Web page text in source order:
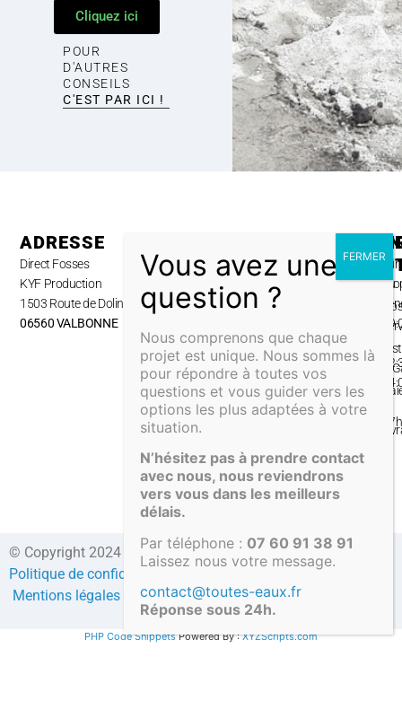
Cliquez ici
POUR
D'AUTRES
CONSEILS
C'EST PAR ICI !
ADRESSE
Direct Fosses
KYF Production
1503 Route de Dolines,
06560 VALBONNE
au
A
&
© Copyright 2024 Direct-fosses.com Tous droits réservés –
Politique de confidentialité
Formulaire de contact
Mentions légales
Compte client
PHP Code SnippetsPowered By :XYZScripts.com
Nous comprenons que chaque
projet est unique. Nous sommes là
pour répondre à toutes vos
questions et vous guider vers les
options les plus adaptées à votre
situation.
N’hésitez pas à prendre contact
avec nous, nous reviendrons
vers vous dans les meilleurs
délais.
Par téléphone : 07 60 91 38 91
Laissez nous votre message.
contact@toutes-eaux.fr
Réponse sous 24h.